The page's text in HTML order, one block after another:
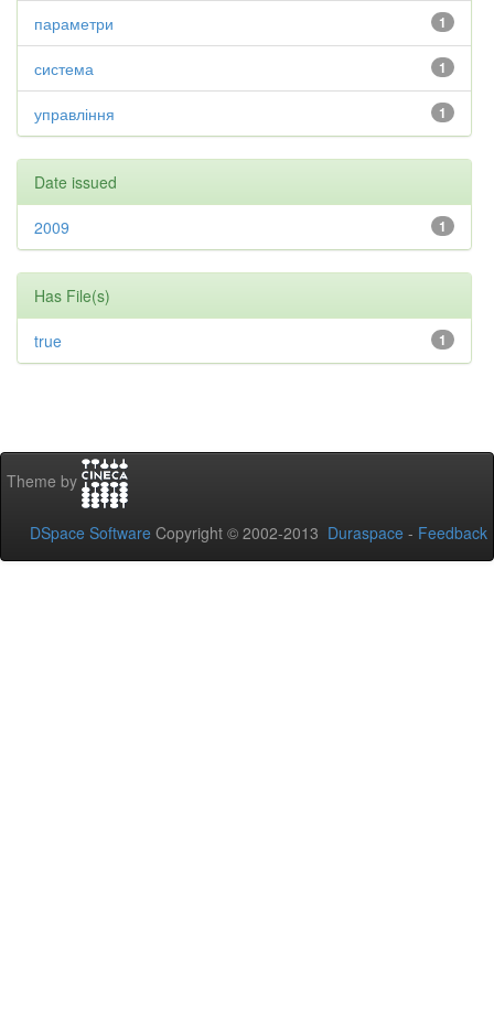
1
параметри
1
система
1
управління
Date issued
1
2009
Has File(s)
1
true
Theme by
DSpace Software Copyright © 2002-2013 Duraspace - Feedback